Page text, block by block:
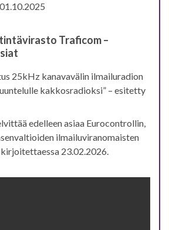
Traficom –
25kHz kanavavälin ilmailuradion
kakkosradioksi” – esitetty
edelleen asiaa Eurocontrollin,
ilmailuviranomaisten
23.02.2026.